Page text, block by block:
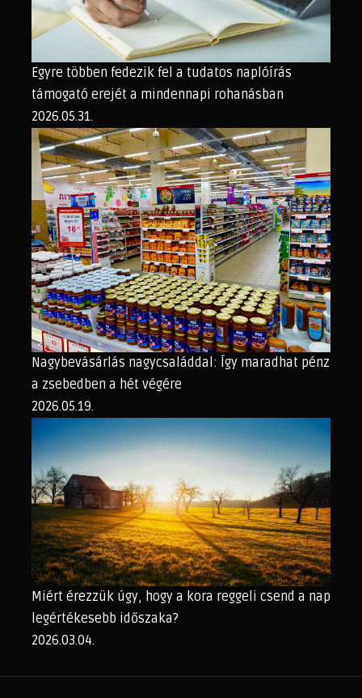
Egyre többen fedezik fel a tudatos naplóírás
támogató erejét a mindennapi rohanásban
2026.05.31.
Nagybevásárlás nagycsaláddal: Így maradhat pénz
a zsebedben a hét végére
2026.05.19.
Miért érezzük úgy, hogy a kora reggeli csend a nap
legértékesebb időszaka?
2026.03.04.